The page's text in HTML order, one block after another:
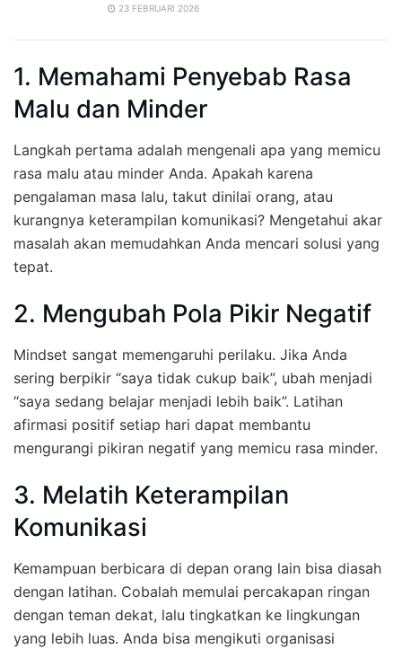
23 FEBRUARI 2026
1. Memahami Penyebab Rasa
Malu dan Minder
Langkah pertama adalah mengenali apa yang memicu
rasa malu atau minder Anda. Apakah karena
pengalaman masa lalu, takut dinilai orang, atau
kurangnya keterampilan komunikasi? Mengetahui akar
masalah akan memudahkan Anda mencari solusi yang
tepat.
2. Mengubah Pola Pikir Negatif
Mindset sangat memengaruhi perilaku. Jika Anda
sering berpikir “saya tidak cukup baik”, ubah menjadi
“saya sedang belajar menjadi lebih baik”. Latihan
afirmasi positif setiap hari dapat membantu
mengurangi pikiran negatif yang memicu rasa minder.
3. Melatih Keterampilan
Komunikasi
Kemampuan berbicara di depan orang lain bisa diasah
dengan latihan. Cobalah memulai percakapan ringan
dengan teman dekat, lalu tingkatkan ke lingkungan
yang lebih luas. Anda bisa mengikuti organisasi